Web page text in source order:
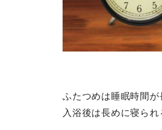
ふたつめは睡眠時間が
入浴後は長めに寝られ